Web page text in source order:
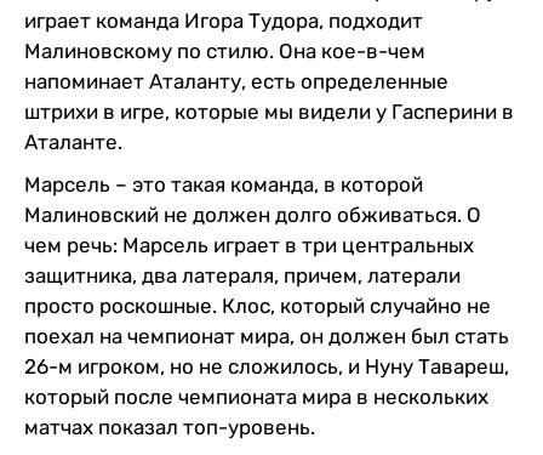
играет команда Игора Тудора, подходит
Малиновскому по стилю. Она кое-в-чем
напоминает Аталанту, есть определенные
штрихи в игре, которые мы видели у Гасперини в
Аталанте.
Марсель – это такая команда, в которой
Малиновский не должен долго обживаться. О
чем речь: Марсель играет в три центральных
защитника, два латераля, причем, латерали
просто роскошные. Клос, который случайно не
поехал на чемпионат мира, он должен был стать
26-м игроком, но не сложилось, и Нуну Тавареш,
который после чемпионата мира в нескольких
матчах показал топ-уровень.